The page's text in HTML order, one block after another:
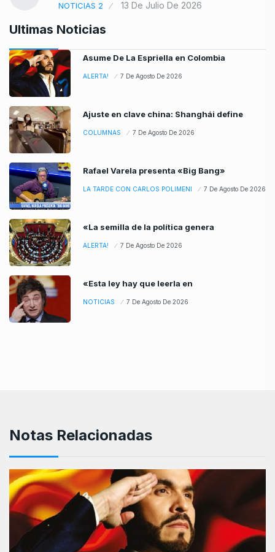
NOTICIAS 2 13 De Julio De 2026
Ultimas Noticias
Asume De La Espriella en Colombia
ALERTA! 7 De Agosto De 2026
Ajuste en clave china: Shanghái define
COLUMNAS 7 De Agosto De 2026
Rafael Varela presenta «Big Bang»
LA TARDE CON CARLOS POLIMENI 7 De Agosto De 2026
«La semilla de la política genera
ALERTA! 7 De Agosto De 2026
«Esta ley hay que leerla en
NOTICIAS 7 De Agosto De 2026
Notas Relacionadas